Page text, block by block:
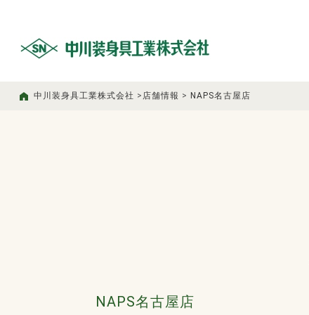
中川装身具工業株式会社 > 店舗情報 > NAPS名古屋店
NAPS名古屋店